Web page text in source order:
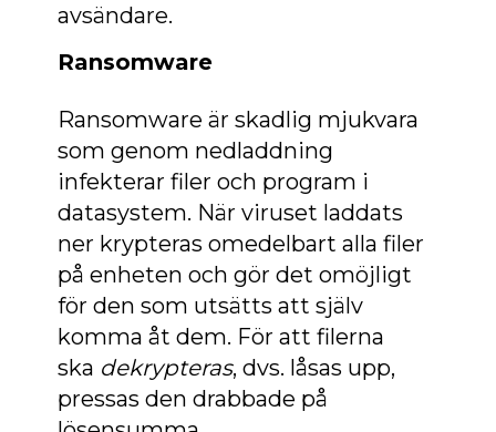
avsändare.
Ransomware
Ransomware är skadlig mjukvara
som genom nedladdning
infekterar filer och program i
datasystem. När viruset laddats
ner krypteras omedelbart alla filer
på enheten och gör det omöjligt
för den som utsätts att själv
komma åt dem. För att filerna
ska dekrypteras, dvs. låsas upp,
pressas den drabbade på